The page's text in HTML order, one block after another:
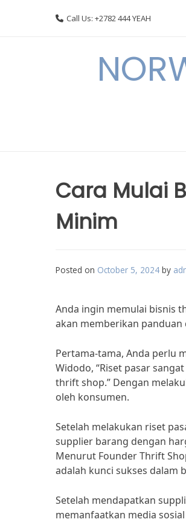
Call Us: +2782 444 YEAH
Cara Mulai
Minim
Posted on October 5, 2024 by
Anda ingin memulai bisnis
akan memberikan
Pertama-tama, Anda perlu
Widodo, “Riset pasar
thrift shop.” Dengan
oleh konsumen.
Setelah melakukan riset
supplier barang dengan
Menurut Founder Thrift
adalah kunci sukses dalam
Setelah mendapatkan
memanfaatkan media